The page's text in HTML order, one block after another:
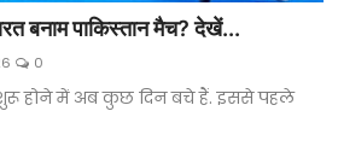
बनाम पाकिस्तान मैच? देखें...
0
होने में अब कुछ दिन बचे हैं. इससे पहले